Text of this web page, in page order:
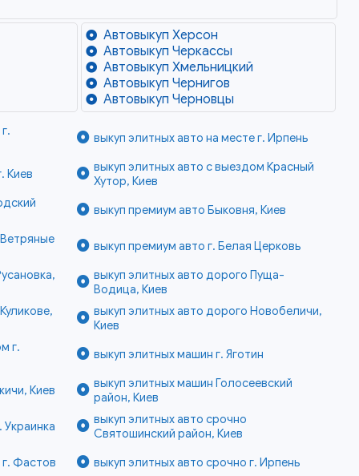
Автовыкуп Херсон
Автовыкуп Черкассы
Автовыкуп Хмельницкий
Автовыкуп Чернигов
Автовыкуп Черновцы
выкуп элитных авто на месте г. Ирпень
Киев
выкуп элитных авто с выездом Красный
Хутор, Киев
выкуп премиум авто Быковня, Киев
выкуп премиум авто г. Белая Церковь
выкуп элитных авто дорого Пуща-
Водица, Киев
выкуп элитных авто дорого Новобеличи,
Киев
г.
выкуп элитных машин г. Яготин
Киев
выкуп элитных машин Голосеевский
район, Киев
Украинка
выкуп элитных авто срочно
Святошинский район, Киев
г. Фастов
выкуп элитных авто срочно г. Ирпень